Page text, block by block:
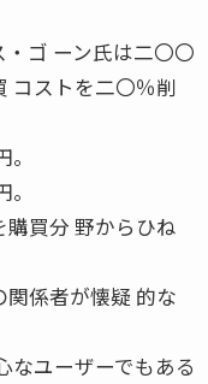
・ゴ ーン氏は二〇〇
コストを二〇％削
買分 野からひね
係者が懐疑 的な
なユーザーでもある